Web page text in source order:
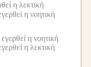
η λεκτική
η νοητική
η νοητική
η λεκτική